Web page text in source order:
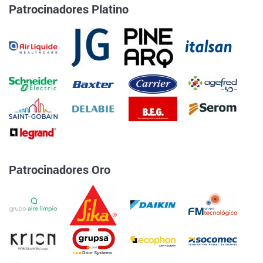
Patrocinadores Platino
Patrocinadores Oro